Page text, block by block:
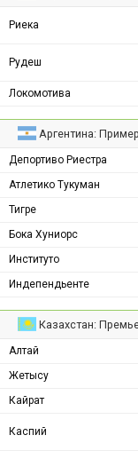
Риека
Рудеш
Локомотива
Аргентина:
Депортиво Риестра
Атлетико Тукуман
Тигре
Бока Хуниорс
Институто
Индепендьенте
Казахстан:
Алтай
Жетысу
Кайрат
Каспий